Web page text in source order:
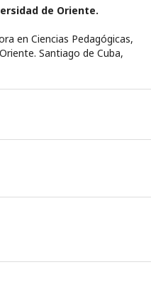
de Oriente.
en Ciencias Pedagógicas,
Santiago de Cuba,